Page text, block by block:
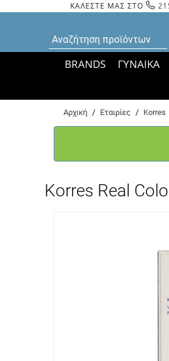
ΚΑΛΕΣΤΕ ΜΑΣ ΣΤΟ
BRANDS ΓΥΝΑΙΚΑ
Αρχική / Εταιρίες / Korres
Korres Real